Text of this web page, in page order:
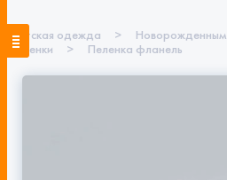
Детская одежда > Новорожденным
Пеленки
> Пеленка фланель